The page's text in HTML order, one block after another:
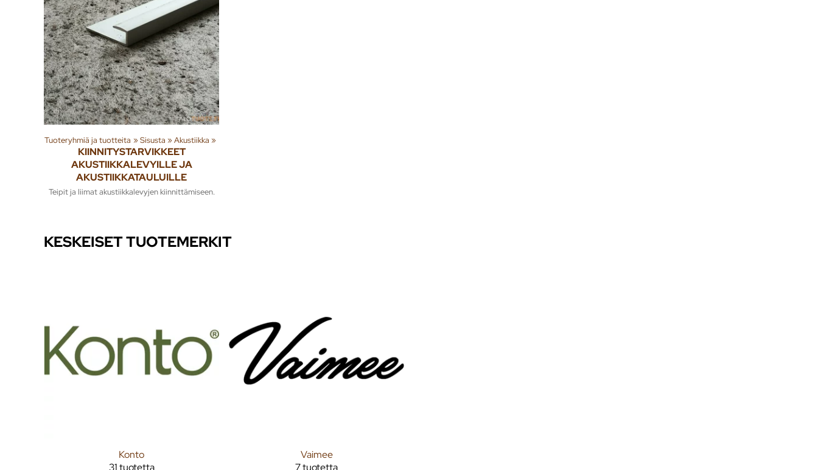
Tuoteryhmiä ja tuotteita ‪»Sisusta ‪»Akustiikka ‪»
KIINNITYSTARVIKKEET
AKUSTIIKKALEVYILLE JA
AKUSTIIKKATAULUILLE
Teipit ja liimat akustiikkalevyjen kiinnittämiseen.
KESKEISET TUOTEMERKIT
Konto
31 tuotetta
Vaimee
7 tuotetta